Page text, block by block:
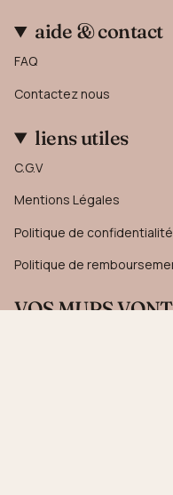
aide & contact
FAQ
Contactez nous
liens utiles
C.G.V
Mentions Légales
Politique de confidentialité
Politique de
VOS MURS